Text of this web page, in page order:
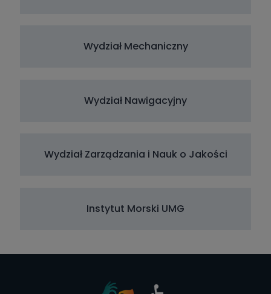
Wydział Mechaniczny
Wydział Nawigacyjny
Wydział Zarządzania i Nauk o Jakości
Instytut Morski UMG